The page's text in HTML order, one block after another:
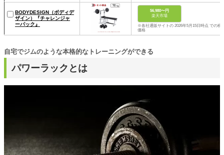
BODYDESIGN（ボディデ
ザイン）『チャレンジャ
ーパック』
56,980〜円
楽天市場
※各社通販サイトの 2026年5月15日時点 での税
価格
パワーラックとは
自宅でジムのような本格的なトレーニングができる